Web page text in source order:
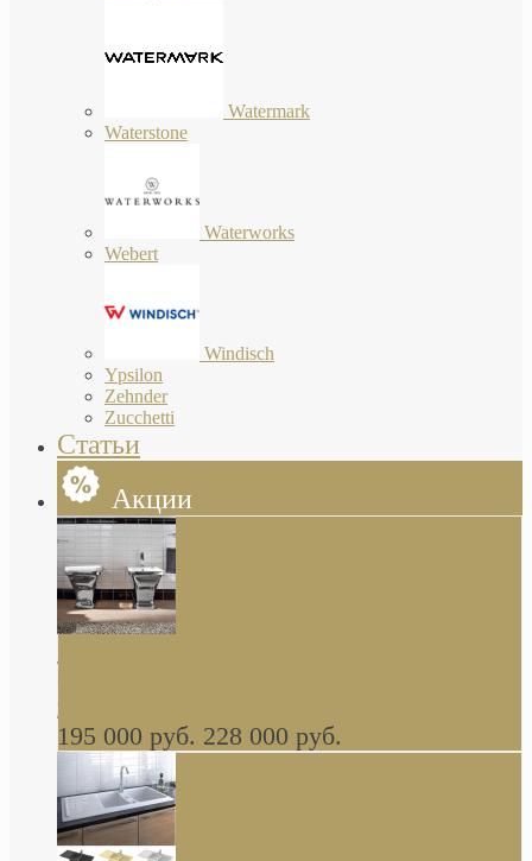
Watermark
Waterstone
Waterworks
Webert
Windisch
Ypsilon
Zehnder
Zucchetti
Статьи
Акции
Butterfly Scarabeo КОМПЛЕКТ санфаянса
глянцевая платина В НАЛИЧИИ
195 000 руб. 228 000 руб.